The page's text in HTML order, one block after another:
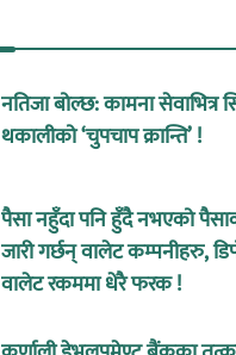
नतिजा बोल्छ: कामना सेवाभित्र
थकालीको ‘चुपचाप क्रान्ति’ !
पैसा नहुँदा पनि हुँदै नभएको
जारी गर्छन् वालेट कम्पनीहरु,
वालेट रकममा धेरै फरक !